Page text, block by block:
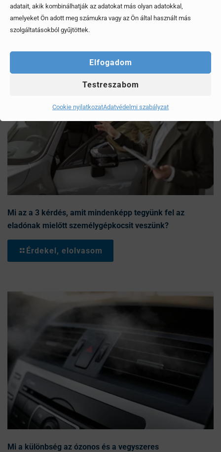
adatait, akik kombinálhatják az adatokat más olyan adatokkal,
amelyeket Ön adott meg számukra vagy az Ön által használt más
szolgáltatásokból gyűjtöttek.
Elfogadom
Testreszabom
Cookie nyilatkozatAdatvédelmi szabályzat
Érdekel, elolvasom
Mi az a 3 kérdés, amit mindenképp tegyünk fel az
eladónak mielőtt személygépkocsit veszünk?
Érdekel, elolvasom
Mi a különbség az ózonos és a vegyszeres